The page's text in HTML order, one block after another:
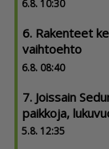
6.8. 10:30
6. Rakenteet
vaihtoehto
6.8. 08:40
7. Joissain
paikkoja,
5.8. 12:35